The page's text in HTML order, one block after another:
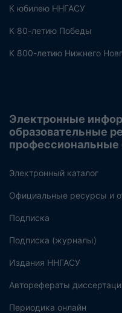
К юбилею ННГАСУ
К 80-летию Победы
К 800-летию Нижнего
Электронные
образовательные
профессиональные
Электронный каталог
Официальные ресурсы и
Подписка
Подписка (журналы)
Издания ННГАСУ
Авторефераты
Периодика онлайн